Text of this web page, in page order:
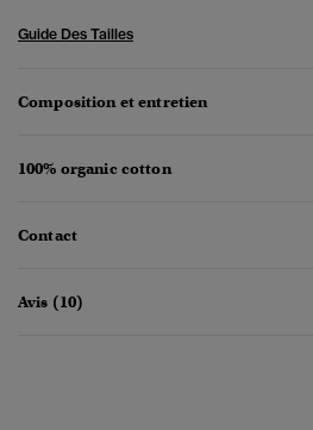
Guide Des Tailles
Composition et entretien
100% organic cotton
Contact
Avis (10)